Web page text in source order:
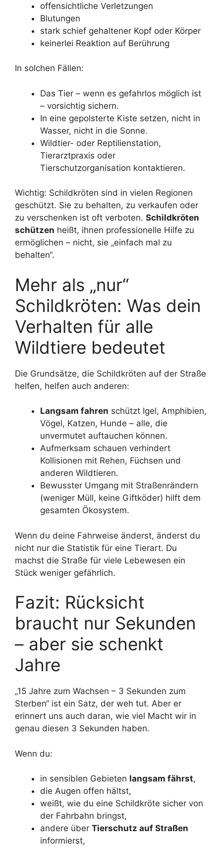
offensichtliche Verletzungen
Blutungen
stark schief gehaltener Kopf oder Körper
keinerlei Reaktion auf Berührung
In solchen Fällen:
Das Tier – wenn es gefahrlos möglich ist
– vorsichtig sichern.
In eine gepolsterte Kiste setzen, nicht in
Wasser, nicht in die Sonne.
Wildtier- oder Reptilienstation,
Tierarztpraxis oder
Tierschutzorganisation kontaktieren.
Wichtig: Schildkröten sind in vielen Regionen
geschützt. Sie zu behalten, zu verkaufen oder
zu verschenken ist oft verboten. Schildkröten
schützen heißt, ihnen professionelle Hilfe zu
ermöglichen – nicht, sie „einfach mal zu
behalten“.
Mehr als „nur“
Schildkröten: Was dein
Verhalten für alle
Wildtiere bedeutet
Die Grundsätze, die Schildkröten auf der Straße
helfen, helfen auch anderen:
Langsam fahren schützt Igel, Amphibien,
Vögel, Katzen, Hunde – alle, die
unvermutet auftauchen können.
Aufmerksam schauen verhindert
Kollisionen mit Rehen, Füchsen und
anderen Wildtieren.
Bewusster Umgang mit Straßenrändern
(weniger Müll, keine Giftköder) hilft dem
gesamten Ökosystem.
Wenn du deine Fahrweise änderst, änderst du
nicht nur die Statistik für eine Tierart. Du
machst die Straße für viele Lebewesen ein
Stück weniger gefährlich.
Fazit: Rücksicht
braucht nur Sekunden
– aber sie schenkt
Jahre
„15 Jahre zum Wachsen – 3 Sekunden zum
Sterben“ ist ein Satz, der weh tut. Aber er
erinnert uns auch daran, wie viel Macht wir in
genau diesen 3 Sekunden haben.
Wenn du:
in sensiblen Gebieten langsam fährst,
die Augen offen hältst,
weißt, wie du eine Schildkröte sicher von
der Fahrbahn bringst,
andere über Tierschutz auf Straßen
informierst,